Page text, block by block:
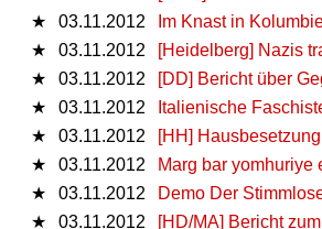
★
03.11.2012
Im Knast in
★
03.11.2012
[Heidelberg] Nazis
★
03.11.2012
[DD] Bericht über
★
03.11.2012
Italienische
★
03.11.2012
[HH]
★
03.11.2012
Marg bar yomhuriye
★
03.11.2012
Demo Der
★
03.11.2012
[HD/MA] Bericht